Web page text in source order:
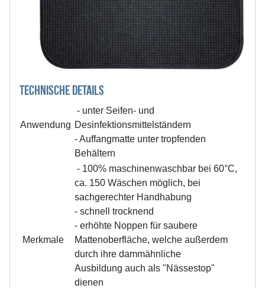
TECHNISCHE DETAILS
Anwendung
- unter Seifen- und
Desinfektionsmittelständern
- Auffangmatte unter tropfenden
Behältern
Merkmale
- 100% maschinenwaschbar bei 60°C,
ca. 150 Wäschen möglich, bei
sachgerechter Handhabung
- schnell trocknend
- erhöhte Noppen für saubere
Mattenoberfläche, welche außerdem
durch ihre dammähnliche
Ausbildung auch als "Nässestop"
dienen